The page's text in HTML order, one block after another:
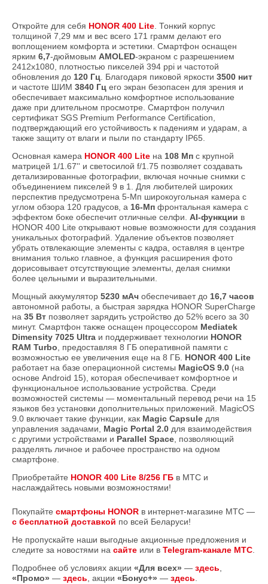
Откройте для себя HONOR 400 Lite. Тонкий корпус
толщиной 7,29 мм и вес всего 171 грамм делают его
воплощением комфорта и эстетики. Смартфон оснащен
ярким 6,7-дюймовым AMOLED-экраном с разрешением
2412х1080, плотностью пикселей 394 ppi и частотой
обновления до 120 Гц. Благодаря пиковой яркости 3500 нит
и частоте ШИМ 3840 Гц его экран безопасен для зрения и
обеспечивает максимально комфортное использование
даже при длительном просмотре. Смартфон получил
сертификат SGS Premium Performance Certification,
подтверждающий его устойчивость к падениям и ударам, а
также защиту от влаги и пыли по стандарту IP65.
Основная камера HONOR 400 Lite на 108 Мп с крупной
матрицей 1/1.67'' и светосилой f/1.75 позволяет создавать
детализированные фотографии, включая ночные снимки с
объединением пикселей 9 в 1. Для любителей широких
перспектив предусмотрена 5-Мп широкоугольная камера с
углом обзора 120 градусов, а 16-Мп фронтальная камера с
эффектом боке обеспечит отличные селфи. AI-функции в
HONOR 400 Lite открывают новые возможности для создания
уникальных фотографий. Удаление объектов позволяет
убрать отвлекающие элементы с кадра, оставляя в центре
внимания только главное, а функция расширения фото
дорисовывает отсутствующие элементы, делая снимки
более цельными и выразительными.
Мощный аккумулятор 5230 мАч обеспечивает до 16,7 часов
автономной работы, а быстрая зарядка HONOR SuperCharge
на 35 Вт позволяет зарядить устройство до 52% всего за 30
минут. Смартфон также оснащен процессором Mediatek
Dimensity 7025 Ultra и поддерживает технологии HONOR
RAM Turbo, предоставляя 8 ГБ оперативной памяти с
возможностью ее увеличения еще на 8 ГБ. HONOR 400 Lite
работает на базе операционной системы MagicOS 9.0 (на
основе Android 15), которая обеспечивает комфортное и
функциональное использование устройства. Среди
возможностей системы — моментальный перевод речи на 15
языков без установки дополнительных приложений. MagicOS
9.0 включает такие функции, как Magic Capsule для
управления задачами, Magic Portal 2.0 для взаимодействия
с другими устройствами и Parallel Space, позволяющий
разделять личное и рабочее пространство на одном
смартфоне.
Приобретайте HONOR 400 Lite 8/256 ГБ в МТС и
наслаждайтесь новыми возможностями!
Покупайте смартфоны HONOR в интернет-магазине МТС —
с бесплатной доставкой по всей Беларуси!
Не пропускайте наши выгодные акционные предложения и
следите за новостями на сайте или в Telegram-канале МТС.
Подробнее об условиях акции «Для всех» — здесь,
«Промо» — здесь, акции «Бонус+» — здесь.